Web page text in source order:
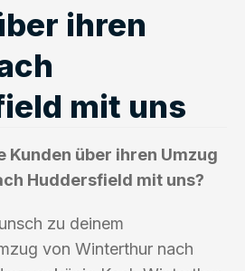
ihren
mit uns
Kunden über ihren Umzug
Huddersfield mit uns?
zu deinem
von Winterthur nach